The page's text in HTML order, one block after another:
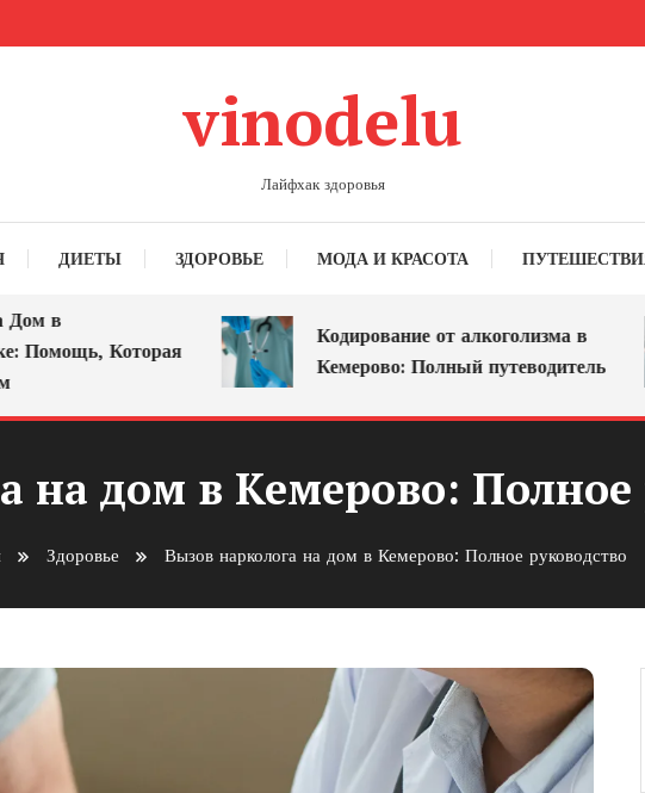
vinodelu
Лайфхак здоровья
ДИЕТЫ ЗДОРОВЬЕ МОДА И КРАСОТА
Которая
Кодирование от алкоголизма в
Кемерово: Полный путеводитель
на дом в Кемерово: Полное
Здоровье Вызов нарколога на дом в Кемерово: Полное руководство